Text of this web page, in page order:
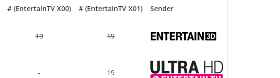
# (EntertainTV X00) # (EntertainTV X01) Sender
19 19
- 19